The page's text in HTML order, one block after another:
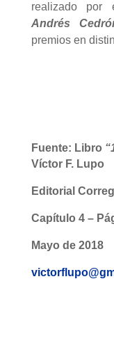
realizado por
Andrés
premios en
Fuente: Libro
Víctor F. Lupo
Editorial
Capítulo 4 –
Mayo de 2018